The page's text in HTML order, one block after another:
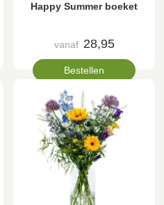
Happy Summer boeket
vanaf 28,95
Bestellen